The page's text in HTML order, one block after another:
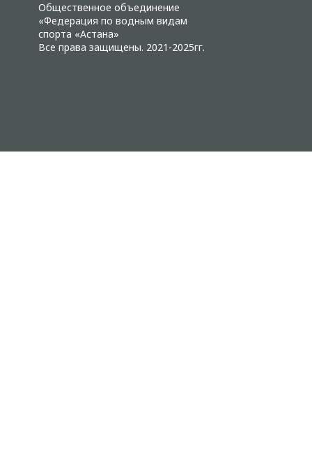
Общественное объединение
«Федерация по водным видам
спорта «Астана»
Все права защищены. 2021-2025гг.